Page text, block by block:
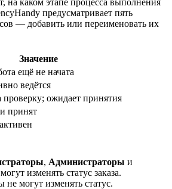
предусматривает пять
— добавить или переименовать их
Значение
ещё не начата
ведётся
проверку; ожидает принятия
принят
, Администраторы и
могут изменять статус заказа.
могут изменять статус.